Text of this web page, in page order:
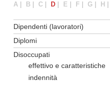
A B C D E F G H
Dipendenti (lavoratori)
Diplomi
Disoccupati
effettivo e caratteristiche
indennità